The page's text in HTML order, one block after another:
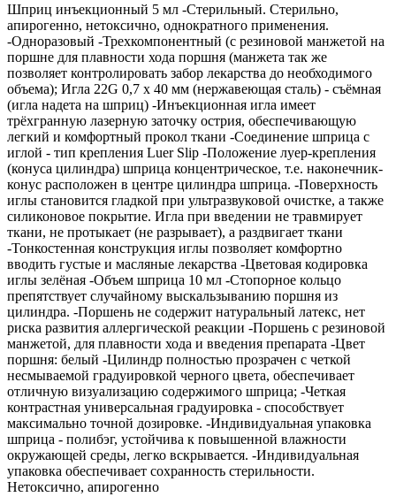
Шприц инъекционный 5 мл -Стерильный. Стерильно,
апирогенно, нетоксично, однократного применения.
-Одноразовый -Трехкомпонентный (с резиновой манжетой на
поршне для плавности хода поршня (манжета так же
позволяет контролировать забор лекарства до необходимого
объема); Игла 22G 0,7 x 40 мм (нержавеющая сталь) - съёмная
(игла надета на шприц) -Инъекционная игла имеет
трёхгранную лазерную заточку острия, обеспечивающую
легкий и комфортный прокол ткани -Соединение шприца с
иглой - тип крепления Luer Slip -Положение луер-крепления
(конуса цилиндра) шприца концентрическое, т.е. наконечник-
конус расположен в центре цилиндра шприца. -Поверхность
иглы становится гладкой при ультразвуковой очистке, а также
силиконовое покрытие. Игла при введении не травмирует
ткани, не протыкает (не разрывает), а раздвигает ткани
-Тонкостенная конструкция иглы позволяет комфортно
вводить густые и масляные лекарства -Цветовая кодировка
иглы зелёная -Объем шприца 10 мл -Стопорное кольцо
препятствует случайному выскальзыванию поршня из
цилиндра. -Поршень не содержит натуральный латекс, нет
риска развития аллергической реакции -Поршень с резиновой
манжетой, для плавности хода и введения препарата -Цвет
поршня: белый -Цилиндр полностью прозрачен с четкой
несмываемой градуировкой черного цвета, обеспечивает
отличную визуализацию содержимого шприца; -Четкая
контрастная универсальная градуировка - способствует
максимально точной дозировке. -Индивидуальная упаковка
шприца - полибэг, устойчива к повышенной влажности
окружающей среды, легко вскрывается. -Индивидуальная
упаковка обеспечивает сохранность стерильности.
Нетоксично, апирогенно